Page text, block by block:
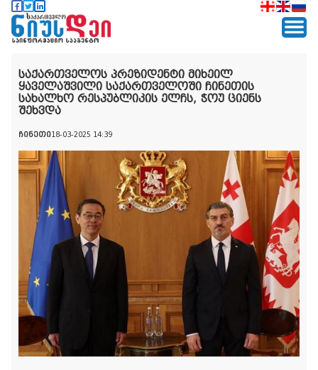
საქართველოს პრეზიდენტი მიხეილ
ყაველაშვილი საქართველოში ჩინეთის
სახალხო რესპუბლიკის ელჩს, ჭოუ ციენს
შეხვდა
ჩინეთი18-03-2025 14:39